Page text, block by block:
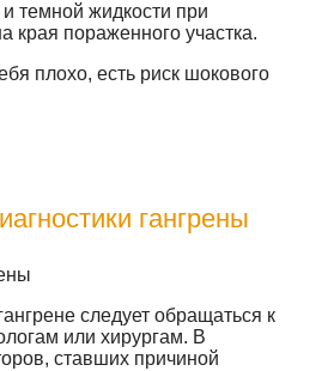
темной жидкости при
края пораженного участка.
плохо, есть риск шокового
гангрены
следует обращаться к
или хирургам. В
ставших причиной